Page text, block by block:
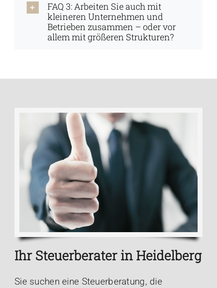
FAQ 3: Arbeiten Sie auch mit
kleineren Unternehmen und
Betrieben zusammen – oder vor
allem mit größeren Strukturen?
Ihr Steuerberater in Heidelberg
Sie suchen eine Steuerberatung, die